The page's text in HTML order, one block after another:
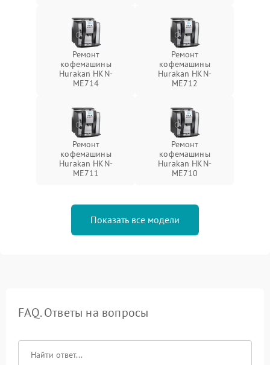
Ремонт
кофемашины
Hurakan HKN-
ME714
Ремонт
кофемашины
Hurakan HKN-
ME712
Ремонт
кофемашины
Hurakan HKN-
ME711
Ремонт
кофемашины
Hurakan HKN-
ME710
Показать все модели
FAQ. Ответы на вопросы